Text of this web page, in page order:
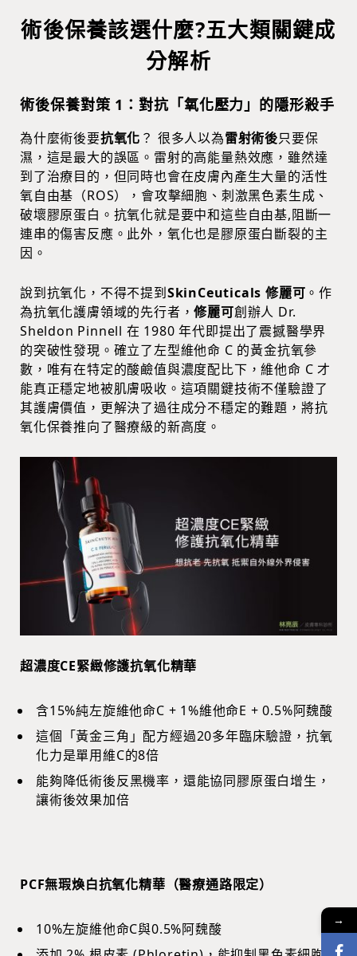
術後保養該選什麼?五大類關鍵成
分解析
術後保養對策 1：對抗「氧化壓力」的隱形殺手
為什麼術後要抗氧化 ？ 很多人以為雷射術後只要保
濕，這是最大的誤區。雷射的高能量熱效應，雖然達
到了治療目的，但同時也會在皮膚內產生大量的活性
氧自由基（ROS），會攻擊細胞、刺激黑色素生成、
破壞膠原蛋白。抗氧化就是要中和這些自由基,阻斷一
連串的傷害反應。此外，氧化也是膠原蛋白斷裂的主
因。
說到抗氧化，不得不提到SkinCeuticals 修麗可 。作
為抗氧化護膚領域的先行者，修麗可創辦人 Dr.
Sheldon Pinnell 在 1980 年代即提出了震撼醫學界
的突破性發現。確立了左型維他命 C 的黃金抗氧參
數，唯有在特定的酸鹼值與濃度配比下，維他命 C 才
能真正穩定地被肌膚吸收。這項關鍵技術不僅驗證了
其護膚價值，更解決了過往成分不穩定的難題，將抗
氧化保養推向了醫療級的新高度。
超濃度CE緊緻修護抗氧化精華
含15%純左旋維他命C + 1%維他命E + 0.5%阿魏酸
這個「黃金三角」配方經過20多年臨床驗證，抗氧
化力是單用維C的8倍
能夠降低術後反黑機率，還能協同膠原蛋白增生，
讓術後效果加倍
PCF無瑕煥白抗氧化精華（醫療通路限定）
10%左旋維他命C與0.5%阿魏酸
→